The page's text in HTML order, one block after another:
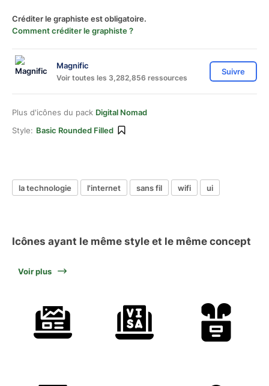
Créditer le graphiste est obligatoire.
Comment créditer le graphiste ?
Magnific
Voir toutes les 3,282,856 ressources
Suivre
Plus d'icônes du pack Digital Nomad
Style: Basic Rounded Filled
la technologie l'internet sans fil wifi ui
Icônes ayant le même style et le même concept
Voir plus